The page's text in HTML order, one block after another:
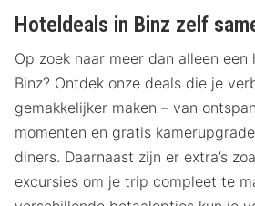
Hoteldeals in Binz zelf
Op zoek naar meer dan alleen
Binz? Ontdek onze deals die je
gemakkelijker maken – van
momenten en gratis
diners. Daarnaast zijn er extra’s
excursies om je trip compleet te